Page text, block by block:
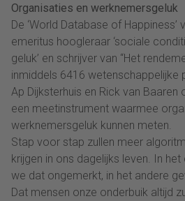
Organisaties en werknemersgeluk
De ‘World Database of Happiness’
emeritus hoogleraar ‘sociale
geluk’ en schrijver van “Het
inmiddels 6416 wetenschappelijke
Ap Dijksterhuis en Rick van
een meetinstrument waarmee
werknemersgeluk kunnen meten.
Stap voor stap zullen meer
krijgen in ons dagelijks leven. In
we dat ongemerkt, in het andere
Dat mensen onze onderbuik altijd